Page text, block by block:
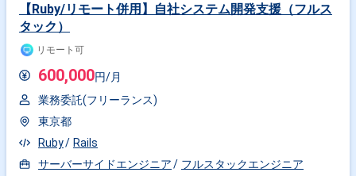
【Ruby/リモート併用】自社システム開発支援（フルス
タック）
リモート可
600,000円/月
業務委託(フリーランス)
東京都
Ruby
Rails
サーバーサイドエンジニア
フルスタックエンジニア
スマホアプリエンジニア
フルスタックエンジニア
PL